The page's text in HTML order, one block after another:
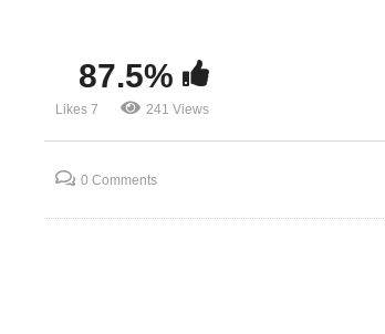
شکار ماموت
87.5%
241 Views
7 Likes
0 Comments